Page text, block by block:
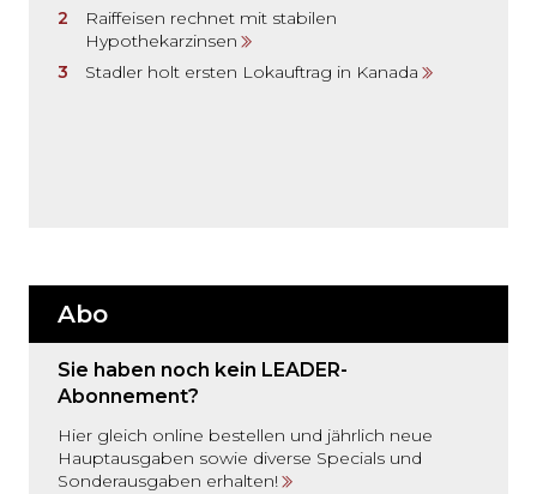
Raiffeisen rechnet mit stabilen
Hypothekarzinsen
Stadler holt ersten Lokauftrag in Kanada
Abo
Sie haben noch kein LEADER-
Abonnement?
Hier gleich online bestellen und jährlich neue
Hauptausgaben sowie diverse Specials und
Sonderausgaben erhalten!